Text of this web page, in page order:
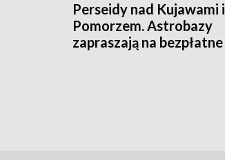
Perseidy nad Kujawami i
Pomorzem. Astrobazy
zapraszają na bezpłatne